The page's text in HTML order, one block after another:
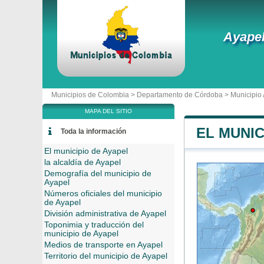
Municipios de Colombia > Departamento de Córdoba > Municipio
EL
MAPA DEL SITIO
Toda la información
El municipio de Ayapel
la alcaldía de Ayapel
Demografía del municipio de
Ayapel
Números oficiales del municipio
de Ayapel
División administrativa de Ayapel
Toponimia y traducción del
municipio de Ayapel
Medios de transporte en Ayapel
Territorio del municipio de Ayapel